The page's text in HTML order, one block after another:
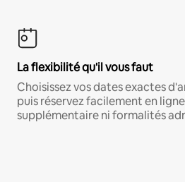
La flexibilité qu'il vous faut
Choisissez vos dates exactes
puis réservez facilement en
supplémentaire ni formalités